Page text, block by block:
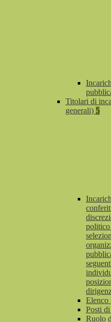
Titolari di
generali) 5
politico
Elenco
Posti
Ruolo